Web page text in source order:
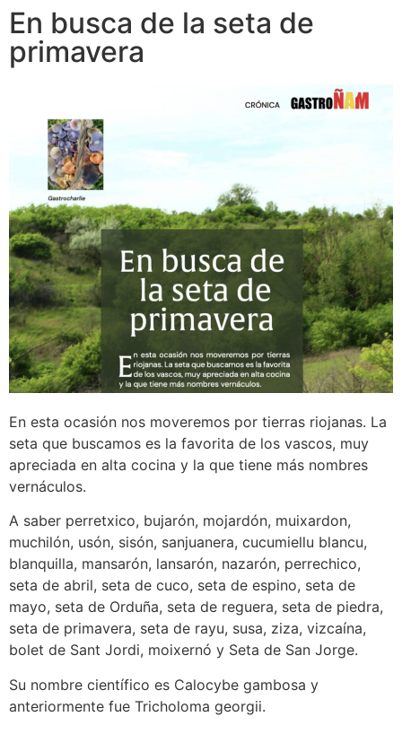
En busca de la seta de
primavera
En esta ocasión nos moveremos por tierras riojanas. La
seta que buscamos es la favorita de los vascos, muy
apreciada en alta cocina y la que tiene más nombres
vernáculos.
A saber perretxico, bujarón, mojardón, muixardon,
muchilón, usón, sisón, sanjuanera, cucumiellu blancu,
blanquilla, mansarón, lansarón, nazarón, perrechico,
seta de abril, seta de cuco, seta de espino, seta de
mayo, seta de Orduña, seta de reguera, seta de piedra,
seta de primavera, seta de rayu, susa, ziza, vizcaína,
bolet de Sant Jordi, moixernó y Seta de San Jorge.
Su nombre científico es Calocybe gambosa y
anteriormente fue Tricholoma georgii.